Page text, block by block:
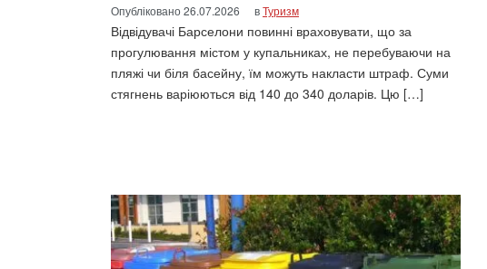
Опубліковано26.07.2026 вТуризм
Відвідувачі Барселони повинні враховувати, що за
прогулювання містом у купальниках, не перебуваючи на
пляжі чи біля басейну, їм можуть накласти штраф. Суми
стягнень варіюються від 140 до 340 доларів. Цю […]